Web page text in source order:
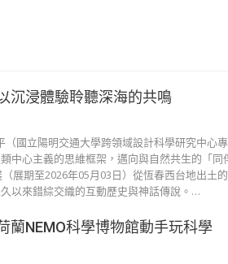
沉浸體驗聆聽深海的共鳴
國立陽明交通大學跨領域設計科學研究中心專
心主義的思維框架，邁向與自然共生的「同
展期至2026年05月03日）從恆春西台地出土
以來錯綜交織的互動歷史與神話傳說。…
蘭NEMO科學博物館動手玩科學